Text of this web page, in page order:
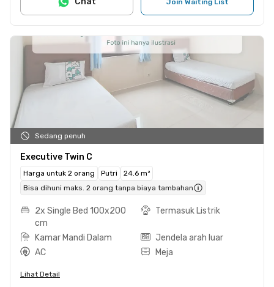
Sedang penuh
Executive Twin C
Harga untuk 2 orang Putri
24.6 m²
Bisa dihuni maks. 2 orang tanpa biaya tambahan
2x Single Bed 100x200
cm
Termasuk Listrik
Kamar Mandi Dalam
Jendela arah luar
AC
Meja
Lihat Detail